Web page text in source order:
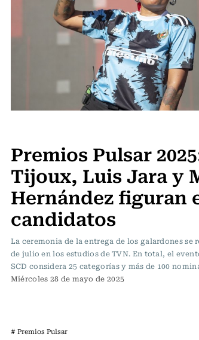
Premios Pulsar
Tijoux, Luis Jara y
Hernández figuran
candidatos
La ceremonia de la entrega de los galardones se
de julio en los estudios de TVN. En total, el
SCD considera 25 categorías y más de 100
Miércoles 28 de mayo de 2025
# Premios Pulsar